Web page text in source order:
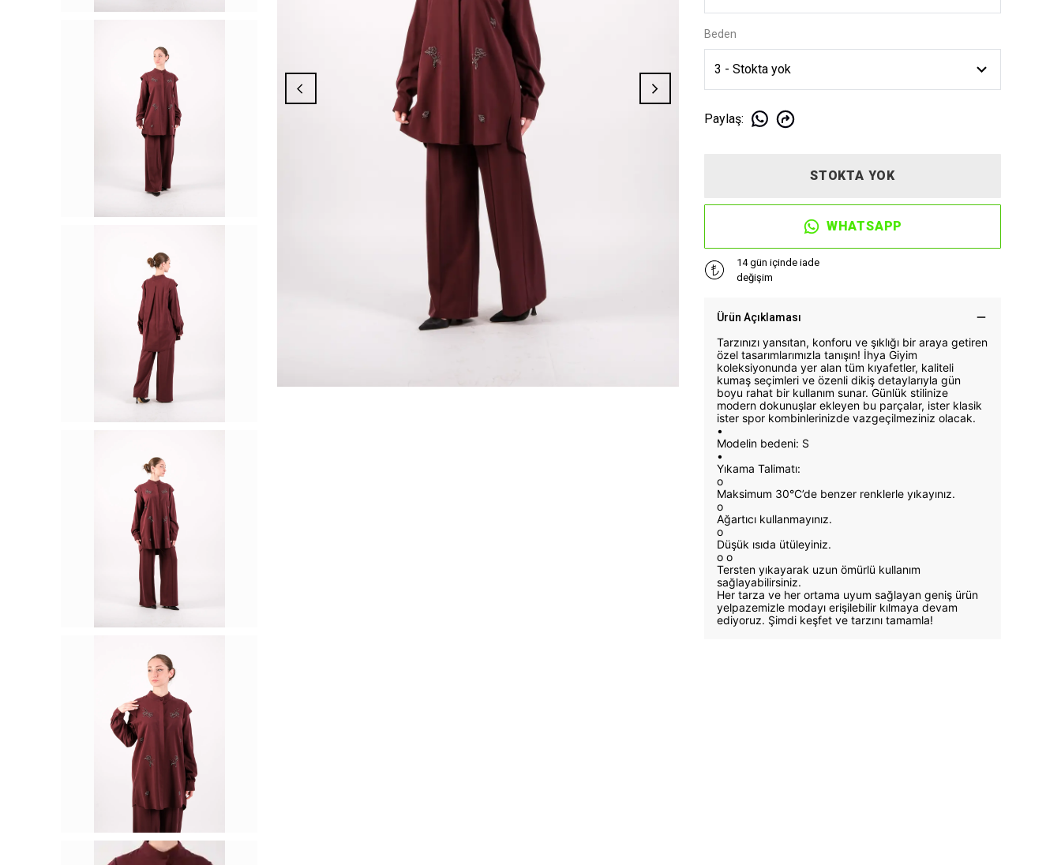
Beden
Paylaş:
STOKTA YOK
WHATSAPP
14 gün içinde iade
değişim
Ürün Açıklaması
Tarzınızı yansıtan, konforu ve şıklığı bir araya getiren
özel tasarımlarımızla tanışın! İhya Giyim
koleksiyonunda yer alan tüm kıyafetler, kaliteli
kumaş seçimleri ve özenli dikiş detaylarıyla gün
boyu rahat bir kullanım sunar. Günlük stilinize
modern dokunuşlar ekleyen bu parçalar, ister klasik
ister spor kombinlerinizde vazgeçilmeziniz olacak.
•
Modelin bedeni: S
•
Yıkama Talimatı:
o
Maksimum 30°C’de benzer renklerle yıkayınız.
o
Ağartıcı kullanmayınız.
o
Düşük ısıda ütüleyiniz.
o o
Tersten yıkayarak uzun ömürlü kullanım
sağlayabilirsiniz.
Her tarza ve her ortama uyum sağlayan geniş ürün
yelpazemizle modayı erişilebilir kılmaya devam
ediyoruz. Şimdi keşfet ve tarzını tamamla!